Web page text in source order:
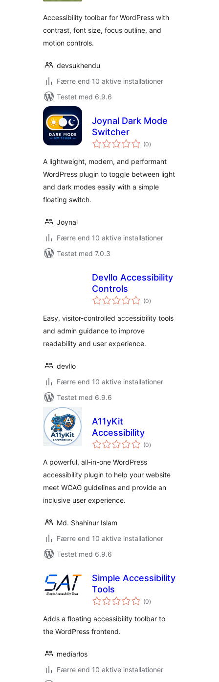
Accessibility toolbar for WordPress with
contrast, font size, focus outline, and
motion controls.
devsukhendu
Færre end 10 aktive installationer
Testet med 6.9.6
Joynal Dark Mode
Switcher
(0totale
bedømmelser
)
A lightweight, modern, and performant
WordPress plugin to toggle between light
and dark modes easily with a simple
floating switch.
Joynal
Færre end 10 aktive installationer
Testet med 7.0.3
Devllo Accessibility
Controls
(0totale
bedømmelser
)
Easy, visitor-controlled accessibility tools
and admin guidance to improve
readability and user experience.
devllo
Færre end 10 aktive installationer
Testet med 6.9.6
A11yKit
Accessibility
(0totale
bedømmelser
)
A powerful, all-in-one WordPress
accessibility plugin to help your website
meet WCAG guidelines and provide an
inclusive user experience.
Md. Shahinur Islam
Færre end 10 aktive installationer
Testet med 6.9.6
Simple Accessibility
Tools
(0totale
bedømmelser
)
Adds a floating accessibility toolbar to
the WordPress frontend.
mediarlos
Færre end 10 aktive installationer